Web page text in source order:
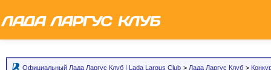
Официальный Лада Ларгус Клуб | Lada Largus Club > Лада Ларгус Клуб >